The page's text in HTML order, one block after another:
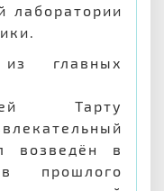
лаборатории
главных
Тарту
возведён в
прошлого